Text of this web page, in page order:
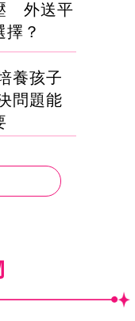
外送平
擇？
養孩子
問題能